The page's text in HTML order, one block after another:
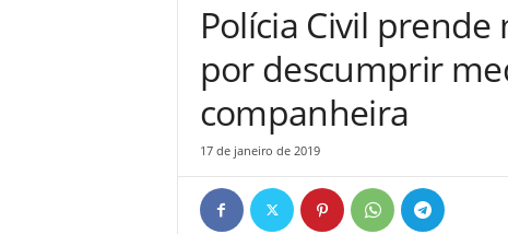
Polícia Civil
por descumprir
companheira
17 de janeiro de 2019